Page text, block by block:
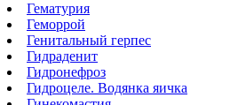
Гематурия
Геморрой
Генитальный герпес
Гидраденит
Гидронефроз
Гидроцеле. Водянка яичка